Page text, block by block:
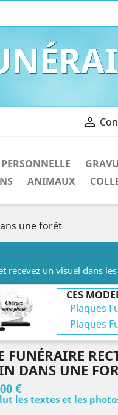

ANIMAUX
une forêt
recevez un visuel dans
CES
Plaques
Plaques
FUNÉRAIRE
DANS UNE
€
les textes et les